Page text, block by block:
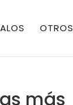
OTROS
más